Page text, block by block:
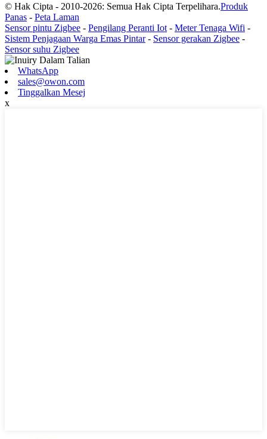
© Hak Cipta - 2010-2026: Semua Hak Cipta Terpelihara.Produk
Panas - Peta Laman
Sensor pintu Zigbee - Pengilang Peranti Iot - Meter Tenaga Wifi -
Sistem Penjagaan Warga Emas Pintar- Sensor gerakan Zigbee -
Sensor suhu Zigbee
WhatsApp
sales@owon.com
Tinggalkan Mesej
x